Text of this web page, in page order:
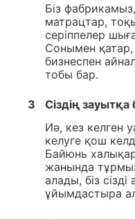
Біз
матрацтар,
серіппелер
Сонымен қатар,
бизнеспен
тобы бар.
3
Сіздің
Иә, кез келген
келуге қош
Байюнь
жанында
алады, біз сізді
ұйымдастыра